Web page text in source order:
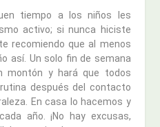
tiempo a los niños les
activo; si nunca hiciste
recomiendo que al menos
así. Un solo fin de semana
montón y hará que todos
después del contacto
En casa lo hacemos y
año. ¡No hay excusas,